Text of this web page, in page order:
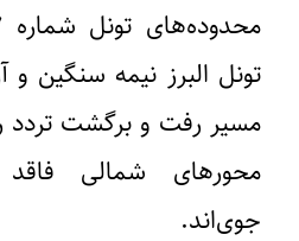
تونل البرز نیمه سنگین و
مسیر رفت و برگشت
محورهای شمالی فاقد
جوی‌اند.